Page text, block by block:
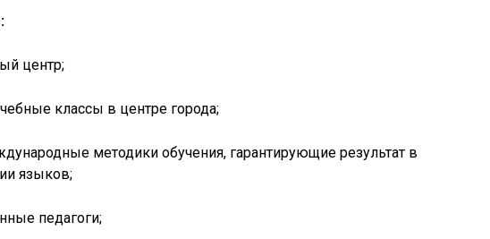
центр;
классы в центре города;
методики обучения, гарантирующие результат в
языков;
педагоги;